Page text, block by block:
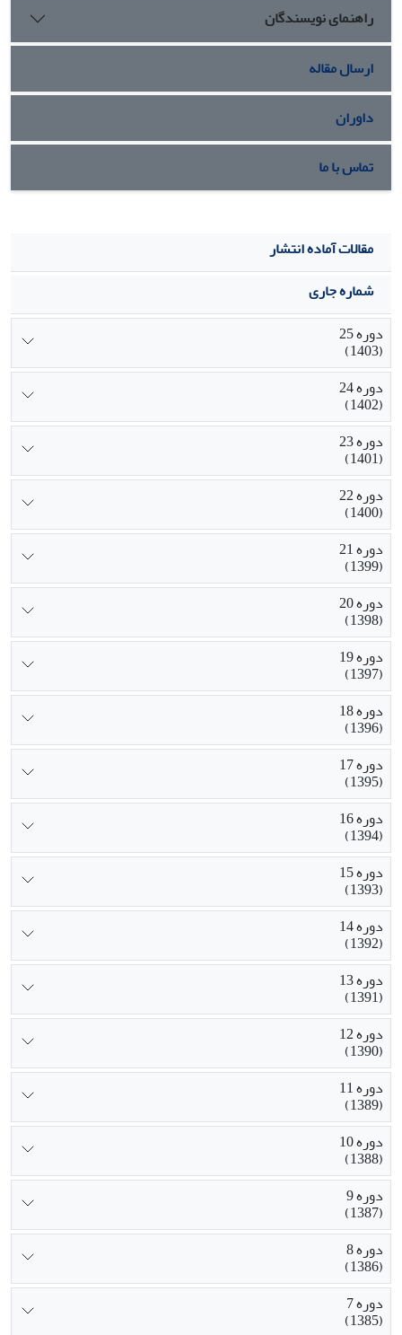
گرایی به­عنوان معادل­های بنیادگرایی اسلامی به­دست آمده که پس
از نقد و بررسی آن­ها سه مفهوم «سلفی جهادی»، «نص­گرایی جهادی»
و «نص­گرایی تکفیری»
به­عنوان معادل­های کم و بیش نزدیک به بنیادگرایی اسلامی،
پیشنهاد گردیده­اند.
راهنمای نویسندگان
ارسال مقاله
داوران
تماس با ما
مقالات آماده انتشار
شماره جاری
دوره 25
(1403)
دوره 24
(1402)
دوره 23
(1401)
دوره 22
(1400)
دوره 21
(1399)
دوره 20
(1398)
دوره 19
(1397)
دوره 18
(1396)
دوره 17
(1395)
دوره 16
(1394)
دوره 15
(1393)
دوره 14
(1392)
دوره 13
(1391)
دوره 12
(1390)
دوره 11
(1389)
دوره 10
(1388)
دوره 9
(1387)
دوره 8
(1386)
دوره 7
(1385)